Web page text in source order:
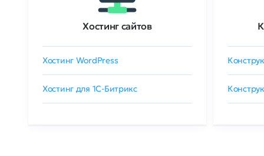
Хостинг сайтов
Хостинг WordPress
Хостинг для 1C-Битрикс